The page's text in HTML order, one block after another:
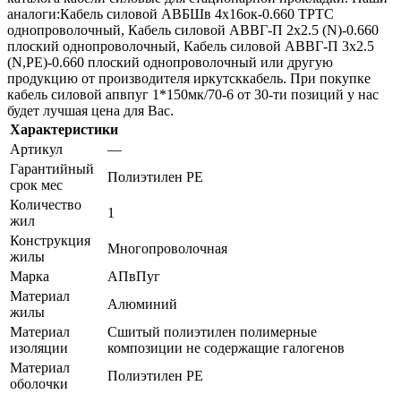
аналоги:Кабель силовой АВБШв 4х16ок-0.660 ТРТС
однопроволочный, Кабель силовой АВВГ-П 2х2.5 (N)-0.660
плоский однопроволочный, Кабель силовой АВВГ-П 3х2.5
(N,РЕ)-0.660 плоский однопроволочный или другую
продукцию от производителя иркутсккабель. При покупке
кабель силовой апвпуг 1*150мк/70-6 от 30-ти позиций у нас
будет лучшая цена для Вас.
Характеристики
Артикул
—
Гарантийный
срок мес
Полиэтилен PE
Количество
жил
1
Конструкция
жилы
Многопроволочная
Марка
АПвПуг
Материал
жилы
Алюминий
Материал
изоляции
Сшитый полиэтилен полимерные
композиции не содержащие галогенов
Материал
оболочки
Полиэтилен PE